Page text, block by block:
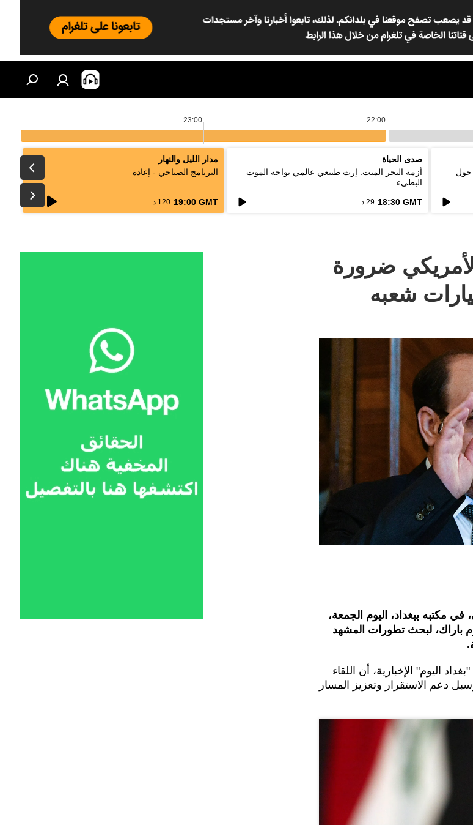
22:00
23:00
حول
صدى الحياة
أزمة البحر الميت: إرث طبيعي عالمي يواجه الموت
البطيء
18:30 GMT 29 د
مدار الليل والنهار
البرنامج الصباحي - إعادة
19:00 GMT 120 د live
ضرورة
شعبه
مكتبه ببغداد، اليوم الجمعة،
باراك، لبحث تطورات المشهد
"بغداد اليوم" الإخبارية، أن اللقاء
دعم الاستقرار وتعزيز المسار